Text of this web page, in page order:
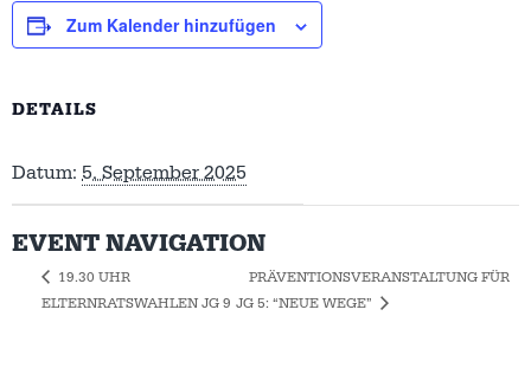
Zum Kalender hinzufügen
DETAILS
Datum: 5. September 2025
EVENT NAVIGATION
19.30 UHR
ELTERNRATSWAHLEN JG 9
PRÄVENTIONSVERANSTALTUNG FÜR
JG 5: “NEUE WEGE”